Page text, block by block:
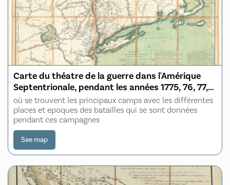
Carte du théatre de la guerre dans l'Amérique
Septentrionale, pendant les années 1775, 76, 77,
et 78
où se trouvent les principaux camps avec les différentes
places et epoques des batailles qui se sont données
pendant ces campagnes
See map